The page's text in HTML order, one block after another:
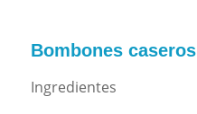
Bombones caseros
Ingredientes